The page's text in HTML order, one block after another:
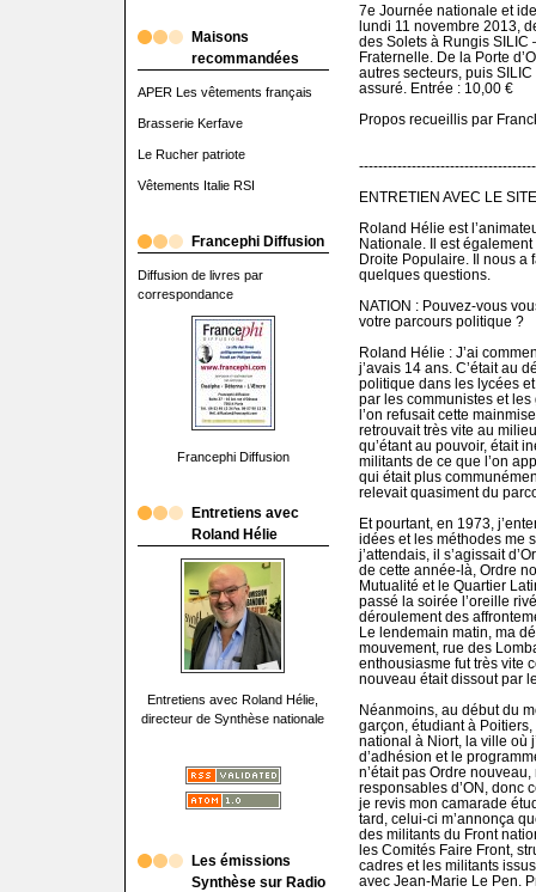
Maisons
recommandées
APER Les vêtements français
Brasserie Kerfave
Le Rucher patriote
Vêtements Italie RSI
Francephi Diffusion
Diffusion de livres par
correspondance
Francephi Diffusion
Entretiens avec
Roland Hélie
Entretiens avec Roland Hélie,
directeur de Synthèse nationale
Les émissions
Synthèse sur Radio
7e Journée nationale et
lundi 11 novembre 2013,
des Solets à Rungis SILIC
Fraternelle. De la Porte
autres secteurs, puis
assuré. Entrée : 10,00 €
Propos recueillis par
ENTRETIEN AVEC LE
Roland Hélie est
Nationale. Il est
Droite Populaire. Il nous a
quelques questions.
NATION : Pouvez-vous
votre parcours politique ?
Roland Hélie : J’ai
j’avais 14 ans. C’était au
politique dans les lycées
par les communistes et
l’on refusait cette
retrouvait très vite au
qu’étant au pouvoir, était
militants de ce que l’on
qui était plus
relevait quasiment du
Et pourtant, en 1973,
idées et les méthodes me
j’attendais, il s’agissait
de cette année-là, Ordre
Mutualité et le Quartier
passé la soirée l’oreille
déroulement des
Le lendemain matin, ma
mouvement, rue des
enthousiasme fut très vite
nouveau était dissout par
Néanmoins, au début du
garçon, étudiant à
national à Niort, la ville où
d’adhésion et le
n’était pas Ordre
responsables d’ON, donc
je revis mon camarade
tard, celui-ci m’annonça
des militants du Front
les Comités Faire Front,
cadres et les militants
avec Jean-Marie Le Pen.